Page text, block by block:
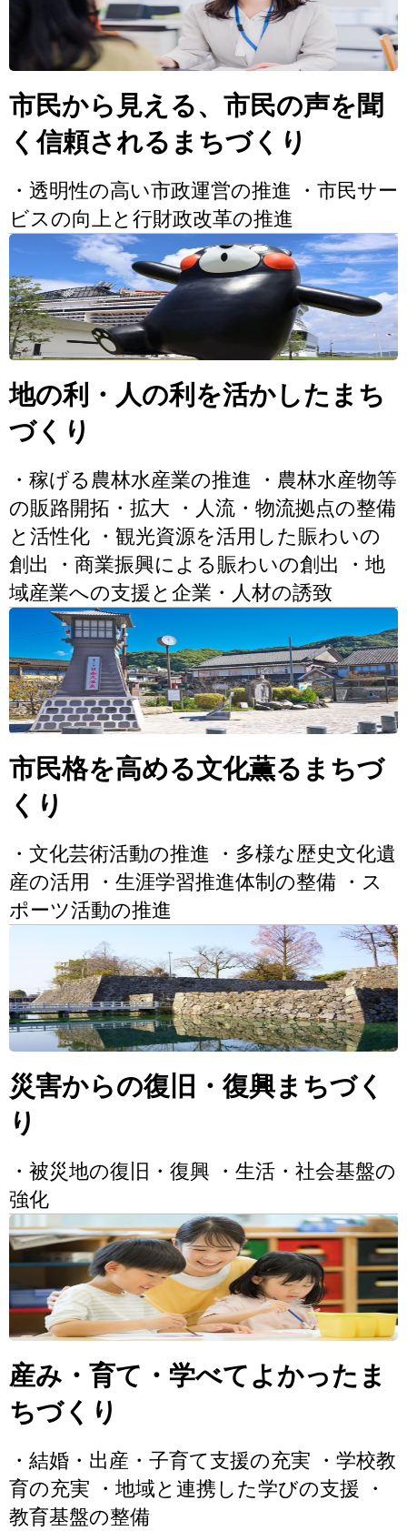
市民から見える、市民の声を聞
く信頼されるまちづくり
・透明性の高い市政運営の推進 ・市民サー
ビスの向上と行財政改革の推進
地の利・人の利を活かしたまち
づくり
・稼げる農林水産業の推進 ・農林水産物等
の販路開拓・拡大 ・人流・物流拠点の整備
と活性化 ・観光資源を活用した賑わいの
創出 ・商業振興による賑わいの創出 ・地
域産業への支援と企業・人材の誘致
市民格を高める文化薫るまちづ
くり
・文化芸術活動の推進 ・多様な歴史文化遺
産の活用 ・生涯学習推進体制の整備 ・ス
ポーツ活動の推進
災害からの復旧・復興まちづく
り
・被災地の復旧・復興 ・生活・社会基盤の
強化
産み・育て・学べてよかったま
ちづくり
・結婚・出産・子育て支援の充実 ・学校教
育の充実 ・地域と連携した学びの支援 ・
教育基盤の整備